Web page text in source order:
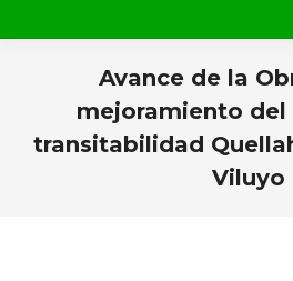
Avance de la
mejoramiento del
transitabilidad
Viluyo